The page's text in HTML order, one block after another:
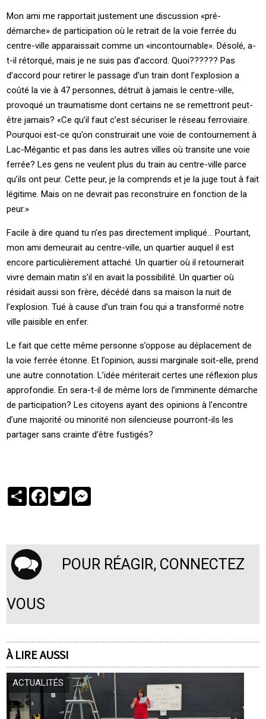
Mon ami me rapportait justement une discussion «pré-
démarche» de participation où le retrait de la voie ferrée du
centre-ville apparaissait comme un «incontournable». Désolé, a-
t-il rétorqué, mais je ne suis pas d’accord. Quoi?????? Pas
d’accord pour retirer le passage d’un train dont l’explosion a
coûté la vie à 47 personnes, détruit à jamais le centre-ville,
provoqué un traumatisme dont certains ne se remettront peut-
être jamais? «Ce qu’il faut c’est sécuriser le réseau ferroviaire.
Pourquoi est-ce qu’on construirait une voie de contournement à
Lac-Mégantic et pas dans les autres villes où transite une voie
ferrée? Les gens ne veulent plus du train au centre-ville parce
qu’ils ont peur. Cette peur, je la comprends et je la juge tout à fait
légitime. Mais on ne devrait pas reconstruire en fonction de la
peur.»
Facile à dire quand tu n’es pas directement impliqué… Pourtant,
mon ami demeurait au centre-ville, un quartier auquel il est
encore particulièrement attaché. Un quartier où il retournerait
vivre demain matin s’il en avait la possibilité. Un quartier où
résidait aussi son frère, décédé dans sa maison la nuit de
l’explosion. Tué à cause d’un train fou qui a transformé notre
ville paisible en enfer.
Le fait que cette même personne s’oppose au déplacement de
la voie ferrée étonne. Et l’opinion, aussi marginale soit-elle, prend
une autre connotation. L’idée mériterait certes une réflexion plus
approfondie. En sera-t-il de même lors de l’imminente démarche
de participation? Les citoyens ayant des opinions à l’encontre
d’une majorité ou minorité non silencieuse pourront-ils les
partager sans crainte d’être fustigés?
PartagerFacebook
Twitter
POUR RÉAGIR, CONNECTEZ
VOUS
À LIRE AUSSI
ACTUALITÉS